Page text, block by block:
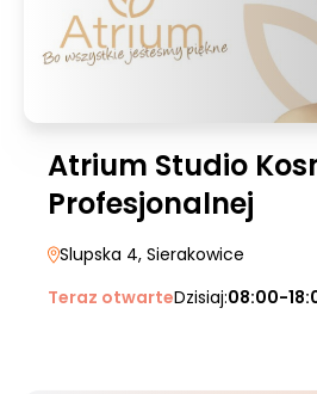
Atrium Studio
Profesjonalnej
Slupska 4, Sierakowice
Teraz otwarteDzisiaj:08:00-